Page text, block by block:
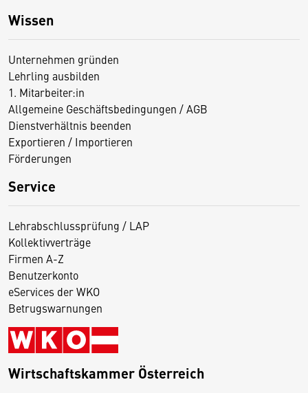
Wissen
Unternehmen gründen
Lehrling ausbilden
1. Mitarbeiter:in
Allgemeine Geschäftsbedingungen / AGB
Dienstverhältnis beenden
Exportieren / Importieren
Förderungen
Service
Lehrabschlussprüfung / LAP
Kollektivverträge
Firmen A-Z
Benutzerkonto
eServices der WKO
Betrugswarnungen
Wirtschaftskammer Österreich